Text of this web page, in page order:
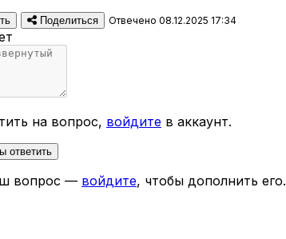
Поделиться Отвечено 08.12.2025 17:34
на вопрос, войдите в аккаунт.
ответить
вопрос — войдите, чтобы дополнить его.